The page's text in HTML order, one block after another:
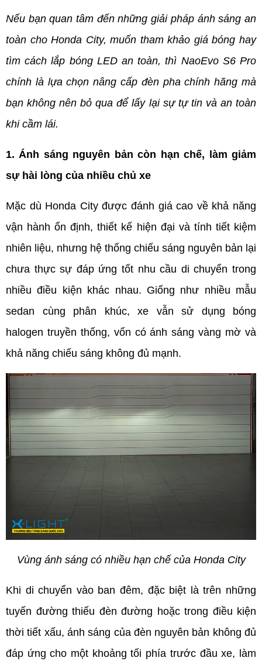
Nếu bạn quan tâm đến những giải pháp ánh sáng an
toàn cho Honda City, muốn tham khảo giá bóng hay
tìm cách lắp bóng LED an toàn, thì NaoEvo S6 Pro
chính là lựa chọn nâng cấp đèn pha chính hãng mà
bạn không nên bỏ qua để lấy lại sự tự tin và an toàn
khi cầm lái.
1. Ánh sáng nguyên bản còn hạn chế, làm giảm
sự hài lòng của nhiều chủ xe
Mặc dù Honda City được đánh giá cao về khả năng
vận hành ổn định, thiết kế hiện đại và tính tiết kiệm
nhiên liệu, nhưng hệ thống chiếu sáng nguyên bản lại
chưa thực sự đáp ứng tốt nhu cầu di chuyển trong
nhiều điều kiện khác nhau. Giống như nhiều mẫu
sedan cùng phân khúc, xe vẫn sử dụng bóng
halogen truyền thống, vốn có ánh sáng vàng mờ và
khả năng chiếu sáng không đủ mạnh.
Vùng ánh sáng có nhiều hạn chế của Honda City
Khi di chuyển vào ban đêm, đặc biệt là trên những
tuyến đường thiếu đèn đường hoặc trong điều kiện
thời tiết xấu, ánh sáng của đèn nguyên bản không đủ
đáp ứng cho một khoảng tối phía trước đầu xe, làm